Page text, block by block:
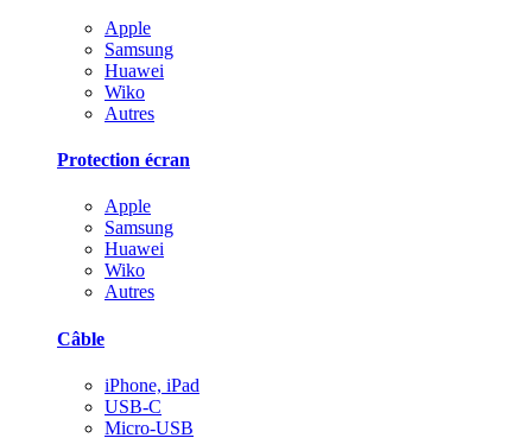
Apple
Samsung
Huawei
Wiko
Autres
Protection écran
Apple
Samsung
Huawei
Wiko
Autres
Câble
iPhone, iPad
USB-C
Micro-USB